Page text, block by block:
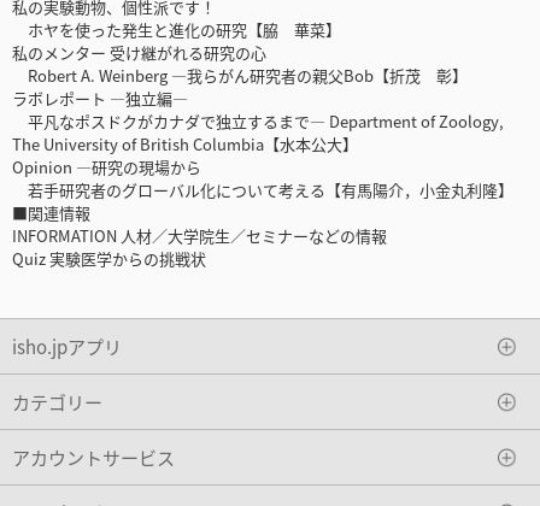
私の実験動物、個性派です！
ホヤを使った発生と進化の研究【脇 華菜】
私のメンター 受け継がれる研究の心
Robert A. Weinberg ―我らがん研究者の親父Bob【折茂 彰】
ラボレポート ―独立編―
平凡なポスドクがカナダで独立するまで― Department of Zoology,
The University of British Columbia【水本公大】
Opinion ―研究の現場から
若手研究者のグローバル化について考える【有馬陽介，小金丸利隆】
■関連情報
INFORMATION 人材／大学院生／セミナーなどの情報
Quiz 実験医学からの挑戦状
isho.jpアプリ
カテゴリー
アカウントサービス